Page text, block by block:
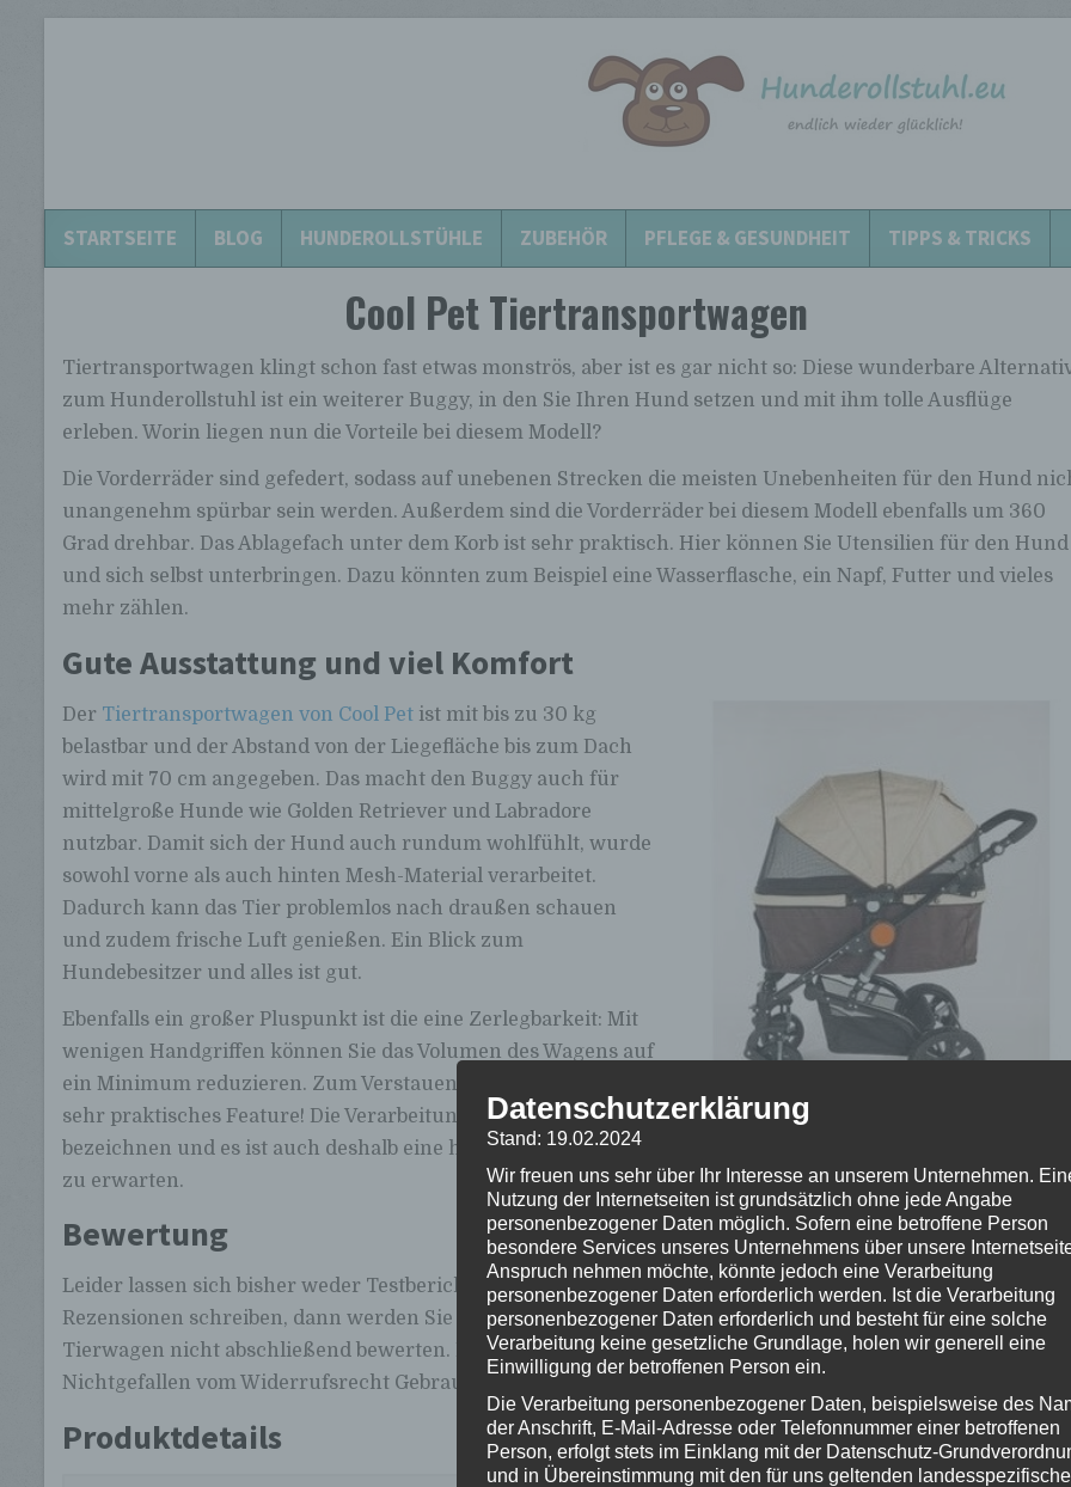
Hunderollstuhl.eu
STARTSEITE BLOG HUNDEROLLSTÜHLE ZUBEHÖR PFLEGE & GESUNDHEIT TIPPS & TRICKS
Cool Pet Tiertransportwagen
Tiertransportwagen klingt schon fast etwas monströs, aber ist es gar nicht so: Diese wunderbare
zum Hunderollstuhl ist ein weiterer Buggy, in den Sie Ihren Hund setzen und mit ihm tolle Ausflüge
erleben. Worin liegen nun die Vorteile bei diesem Modell?
Die Vorderräder sind gefedert, sodass auf unebenen Strecken die meisten Unebenheiten für den Hund
unangenehm spürbar sein werden. Außerdem sind die Vorderräder bei diesem Modell ebenfalls um 360
Grad drehbar. Das Ablagefach unter dem Korb ist sehr praktisch. Hier können Sie Utensilien für den Hund
und sich selbst unterbringen. Dazu könnten zum Beispiel eine Wasserflasche, ein Napf, Futter und vieles
mehr zählen.
Gute Ausstattung und viel Komfort
Der Tiertransportwagen von Cool Pet ist mit bis zu 30 kg
belastbar und der Abstand von der Liegefläche bis zum Dach
wird mit 70 cm angegeben. Das macht den Buggy auch für
mittelgroße Hunde wie Golden Retriever und Labradore
nutzbar. Damit sich der Hund auch rundum wohlfühlt, wurde
sowohl vorne als auch hinten Mesh-Material verarbeitet.
Dadurch kann das Tier problemlos nach draußen schauen
und zudem frische Luft genießen. Ein Blick zum
Hundebesitzer und alles ist gut.
Ebenfalls ein großer Pluspunkt ist die eine Zerlegbarkeit: Mit
wenigen Handgriffen können Sie das Volumen des Wagens auf
ein Minimum reduzieren. Zum Verstauen im Auto ist das ein
sehr praktisches Feature! Die Verarbeitung ist als gut zu
bezeichnen und es ist auch deshalb eine hohe Langlebigkeit
zu erwarten.
Bewertung
Leider lassen sich bisher weder Testberichte noch Rezensionen zu diesem Produkt finden. Sollten Kunden
Rezensionen schreiben, dann werden Sie hier natürlich einen Hinweis darauf finden. Insofern lässt sich
Tierwagen nicht abschließend bewerten. Bestellen Sie allerdings über dieses Angebot, dann können Sie bei
Nichtgefallen vom Widerrufsrecht Gebrauch machen.
Produktdetails
Datenschutzerklärung
Stand: 19.02.2024
Wir freuen uns sehr über Ihr Interesse an unserem Unternehmen.
Nutzung der Internetseiten ist grundsätzlich ohne jede Angabe
personenbezogener Daten möglich. Sofern eine betroffene Person
besondere Services unseres Unternehmens über unsere
Anspruch nehmen möchte, könnte jedoch eine Verarbeitung
personenbezogener Daten erforderlich werden. Ist die Verarbeitung
personenbezogener Daten erforderlich und besteht für eine solche
Verarbeitung keine gesetzliche Grundlage, holen wir generell eine
Einwilligung der betroffenen Person ein.
Die Verarbeitung personenbezogener Daten, beispielsweise des
der Anschrift, E-Mail-Adresse oder Telefonnummer einer betroffenen
Person, erfolgt stets im Einklang mit der Datenschutz-
und in Übereinstimmung mit den für uns geltenden